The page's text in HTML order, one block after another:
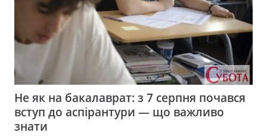
Не як на бакалаврат: з 7 серпня почався
вступ до аспірантури — що важливо
знати